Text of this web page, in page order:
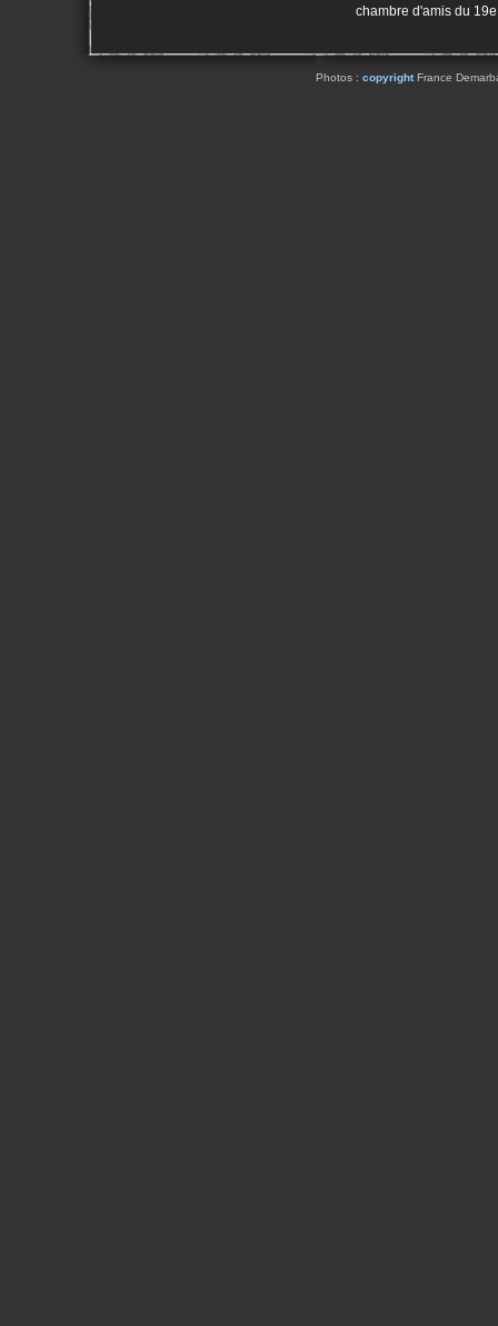
chambre d'amis du
Photos : copyrightFrance